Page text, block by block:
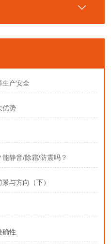
生产安全
优势
静音/除霜/防震吗？
与方向（下）
确性